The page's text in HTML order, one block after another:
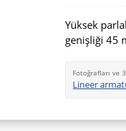
Yüksek
genişliği 45
Fotoğrafları ve
Lineer